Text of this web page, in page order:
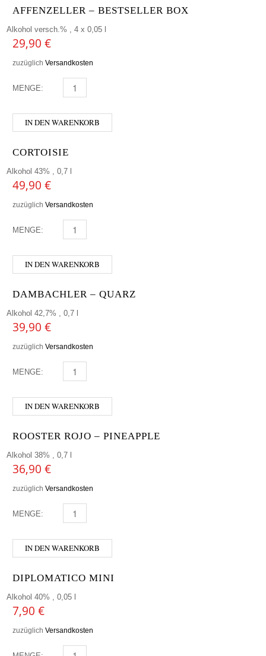
AFFENZELLER – BESTSELLER BOX
Alkohol versch.% , 4 x 0,05 l
29,90 €
zuzüglich Versandkosten
MENGE: AFFENZELLER - BESTSELLER BOX MENGE
IN DEN WARENKORB
CORTOISIE
Alkohol 43% , 0,7 l
49,90 €
zuzüglich Versandkosten
MENGE: CORTOISIE MENGE
IN DEN WARENKORB
DAMBACHLER – QUARZ
Alkohol 42,7% , 0,7 l
39,90 €
zuzüglich Versandkosten
MENGE: DAMBACHLER - QUARZ MENGE
IN DEN WARENKORB
ROOSTER ROJO – PINEAPPLE
Alkohol 38% , 0,7 l
36,90 €
zuzüglich Versandkosten
MENGE: ROOSTER ROJO - PINEAPPLE MENGE
IN DEN WARENKORB
DIPLOMATICO MINI
Alkohol 40% , 0,05 l
7,90 €
zuzüglich Versandkosten